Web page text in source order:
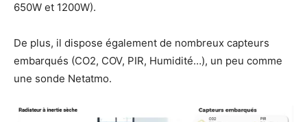
650W et 1200W).
De plus, il dispose également de nombreux capteurs
embarqués (CO2, COV, PIR, Humidité…), un peu comme
une sonde Netatmo.